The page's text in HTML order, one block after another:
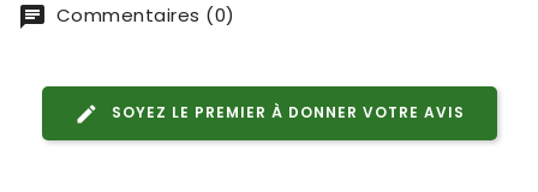
Commentaires (0)
SOYEZ LE PREMIER À DONNER VOTRE AVIS